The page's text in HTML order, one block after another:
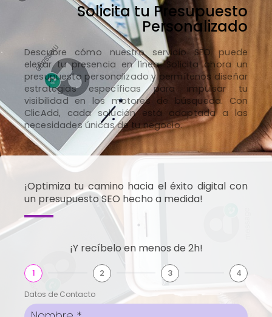
Solicita tu Presupuesto
Personalizado
Descubre cómo nuestro servicio SEO puede
elevar tu presencia en línea. Solicita ahora un
presupuesto personalizado y permítenos diseñar
estrategias específicas para impulsar tu
visibilidad en los motores de búsqueda. Con
ClicAdd, cada solución está adaptada a las
necesidades únicas de tu negocio.
¡Optimiza tu camino hacia el éxito digital con
un presupuesto SEO hecho a medida!
¡Y recíbelo en menos de 2h!
1 2 3 4
Datos de Contacto